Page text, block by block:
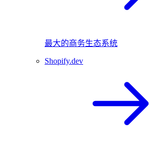
最大的商务生态系统
Shopify.dev